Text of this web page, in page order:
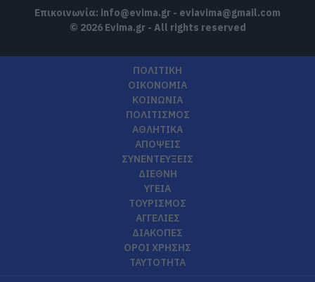
Επικοινωνία: info@evima.gr - eviavima@gmail.com
© 2026 Evima.gr - All rights reserved
ΠΟΛΙΤΙΚΗ
ΟΙΚΟΝΟΜΙΑ
ΚΟΙΝΩΝΙΑ
ΠΟΛΙΤΙΣΜΟΣ
ΑΘΛΗΤΙΚΑ
ΑΠΟΨΕΙΣ
ΣΥΝΕΝΤΕΥΞΕΙΣ
ΔΙΕΘΝΗ
ΥΓΕΙΑ
ΤΟΥΡΙΣΜΟΣ
ΑΓΓΕΛΙΕΣ
ΔΙΑΚΟΠΕΣ
ΟΡΟΙ ΧΡΗΣΗΣ
ΤΑΥΤΟΤΗΤΑ